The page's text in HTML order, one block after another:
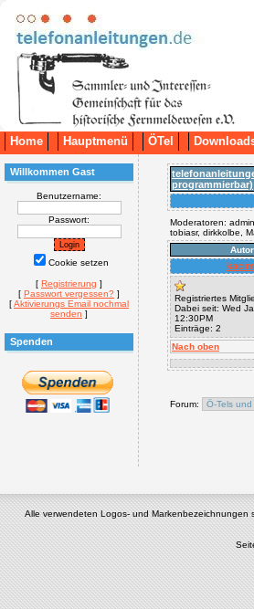
Home Hauptmenü ÖTel
Willkommen Gast
Benutzername:
Passwort:
Cookie setzen
[ Registrierung ]
[ Passwort vergessen? ]
[Aktivierungs Email nochmal
senden ]
Spenden
programmierbar)
Moderatoren:
tobiasr, dirkkolbe,
Autor
Registriertes
Dabei seit: Wed
12:30PM
Einträge: 2
Nach oben
Forum:
Alle verwendeten Logos- und Markenbezeichnungen